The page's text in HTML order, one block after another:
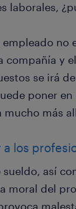
laborales,
empleado no
compañía y
se irá
poner
mucho más
los
sueldo, así
moral del